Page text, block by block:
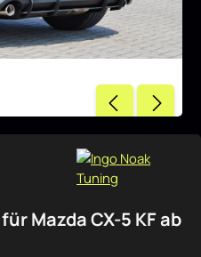
0 von 5 Sternen
Mazda CX-5 KF ab